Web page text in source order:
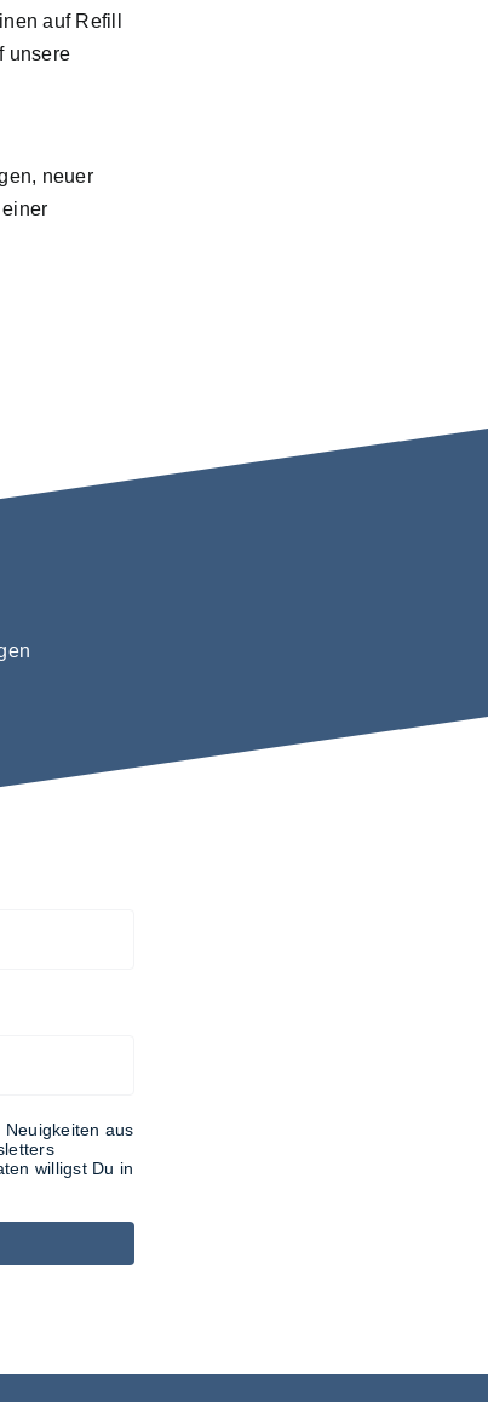
auf Refill
unsere
neuer
aus
willigst Du in